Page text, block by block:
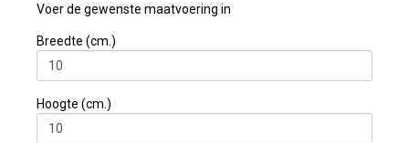
Voer de gewenste maatvoering in
Breedte (cm.)
Hoogte (cm.)